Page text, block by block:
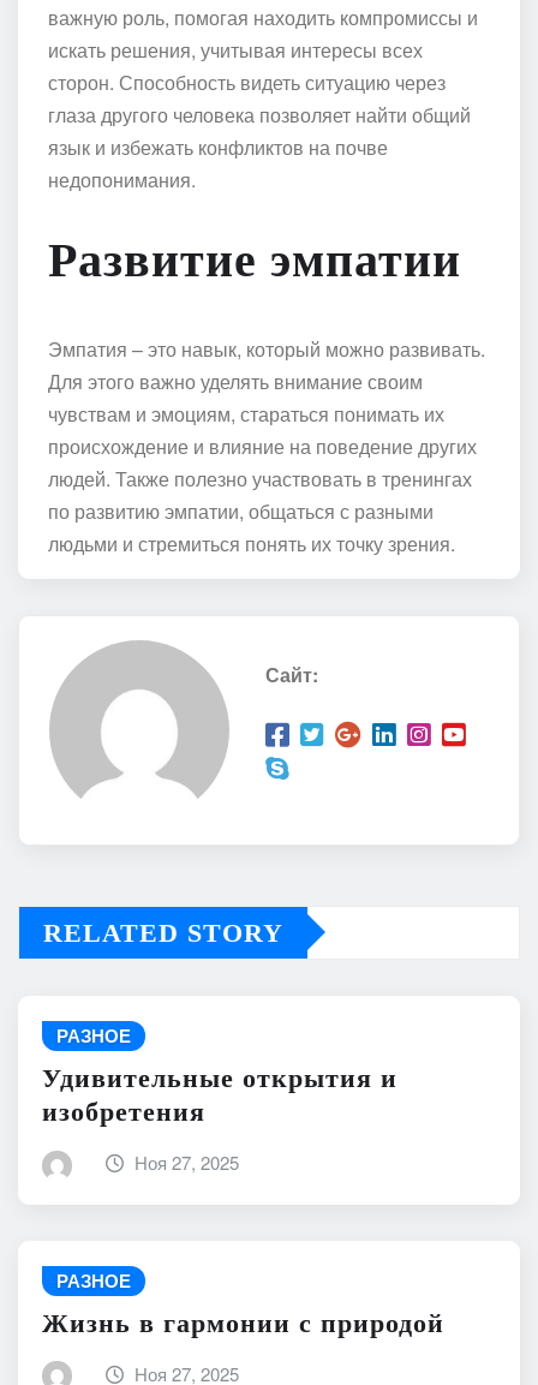
важную роль, помогая находить компромиссы и
искать решения, учитывая интересы всех
сторон. Способность видеть ситуацию через
глаза другого человека позволяет найти общий
язык и избежать конфликтов на почве
недопонимания.
Развитие эмпатии
Эмпатия – это навык, который можно развивать.
Для этого важно уделять внимание своим
чувствам и эмоциям, стараться понимать их
происхождение и влияние на поведение других
людей. Также полезно участвовать в тренингах
по развитию эмпатии, общаться с разными
людьми и стремиться понять их точку зрения.
Сайт:
RELATED STORY
РАЗНОЕ
Удивительные открытия и
изобретения
Ноя 27, 2025
РАЗНОЕ
Жизнь в гармонии с природой
Ноя 27, 2025